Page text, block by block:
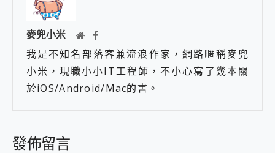
麥兜小米
我是不知名部落客兼流浪作家，網路暱稱麥兜
小米，現職小小IT工程師，不小心寫了幾本關
於iOS/Android/Mac的書。
發佈留言